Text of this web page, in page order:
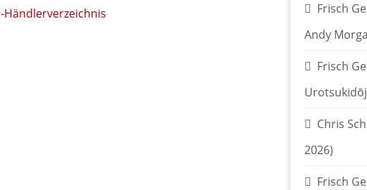
Händlerverzeichnis
Frisch
Andy
Frisch
Chris
2026)
Frisch